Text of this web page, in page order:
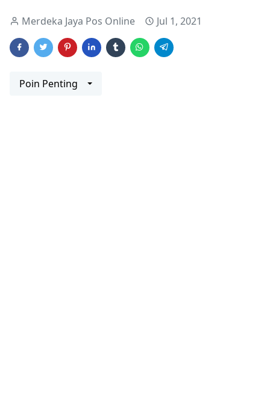
Merdeka Jaya Pos Online Jul 1, 2021
Poin Penting